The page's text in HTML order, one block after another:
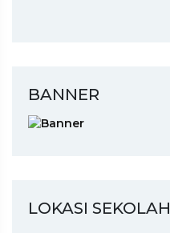
BANNER
LOKASI SEKOLAH